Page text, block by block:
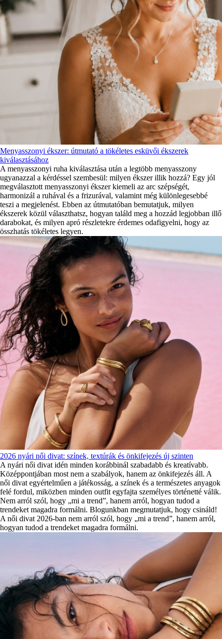
Menyasszonyi ékszer: útmutató a tökéletes esküvői ékszerek
kiválasztásához
A menyasszonyi ruha kiválasztása után a legtöbb menyasszony
ugyanazzal a kérdéssel szembesül: milyen ékszer illik hozzá? Egy jól
megválasztott menyasszonyi ékszer kiemeli az arc szépségét,
harmonizál a ruhával és a frizurával, valamint még különlegesebbé
teszi a megjelenést. Ebben az útmutatóban bemutatjuk, milyen
ékszerek közül választhatsz, hogyan találd meg a hozzád legjobban illő
darabokat, és milyen apró részletekre érdemes odafigyelni, hogy az
összhatás tökéletes legyen.
2026 nyári női divat: színek, textúrák és önkifejezés új szinten
A nyári női divat idén minden korábbinál szabadabb és kreatívabb.
Középpontjában most nem a szabályok, hanem az önkifejezés áll. A
női divat egyértelműen a játékosság, a színek és a természetes anyagok
felé fordul, miközben minden outfit egyfajta személyes történetté válik.
Nem arról szól, hogy „mi a trend”, hanem arról, hogyan tudod a
trendeket magadra formálni. Blogunkban megmutatjuk, hogy csináld!
A női divat 2026-ban nem arról szól, hogy „mi a trend”, hanem arról,
hogyan tudod a trendeket magadra formálni.